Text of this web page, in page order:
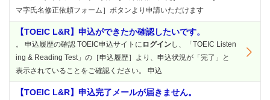
マ字氏名修正依頼フォーム］ボタンより申請いただけます
【TOEIC L&R】申込ができたか確認したいです。
。 申込履歴の確認 TOEIC申込サイトに ログインし、「TOEIC Listen
ing & Reading Test」の［申込履歴］より、申込状況が「完了」と
表示されていることをご確認ください。 申込
【TOEIC L&R】申込完了メールが届きません。